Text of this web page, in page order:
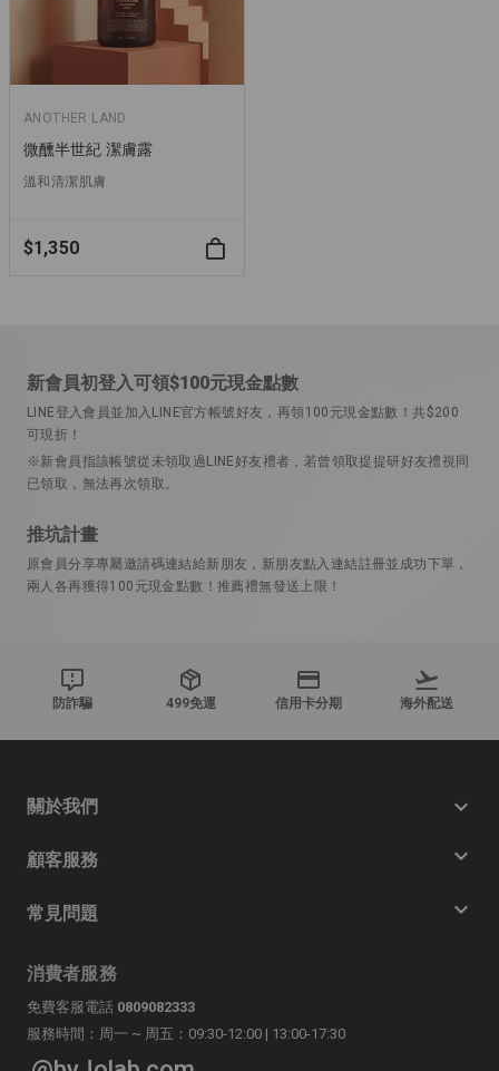
ANOTHER LAND
微醺半世紀 潔膚露
溫和清潔肌膚
$1,350
新會員初登入可領$100元現金點數
LINE登入會員並加入LINE官方帳號好友，再領100元現金點數！共$200
可現折！
※新會員指該帳號從未領取過LINE好友禮者，若曾領取提提研好友禮視同
已領取，無法再次領取。
推坑計畫
原會員分享專屬邀請碼連結給新朋友，新朋友點入連結註冊並成功下單，
兩人各再獲得100元現金點數！推薦禮無發送上限！
防詐騙 499免運 信用卡分期 海外配送
關於我們
顧客服務
常見問題
消費者服務
免費客服電話 0809082333
服務時間：周一 ~ 周五：09:30-12:00 | 13:00-17:30